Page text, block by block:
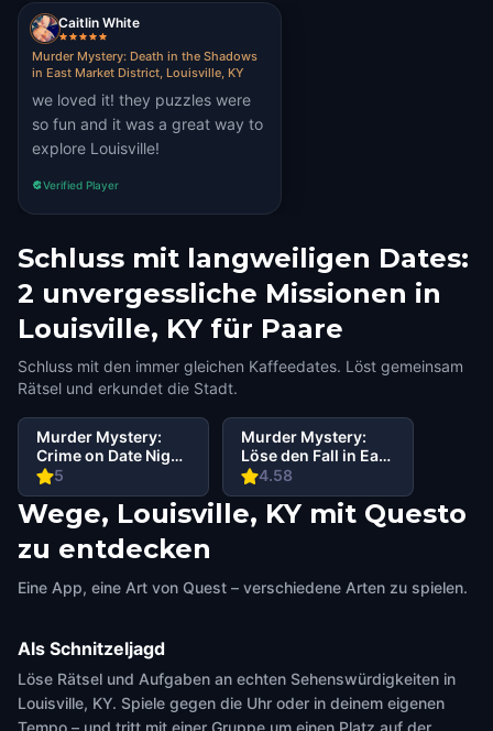
Caitlin White
Murder Mystery: Death in the Shadows
in East Market District, Louisville, KY
we loved it! they puzzles were
so fun and it was a great way to
explore Louisville!
Verified Player
Schluss mit langweiligen Dates:
2 unvergessliche Missionen in
Louisville, KY für Paare
Schluss mit den immer gleichen Kaffeedates. Löst gemeinsam
Rätsel und erkundet die Stadt.
5
Murder Mystery:
Crime on Date Night
in Downtown,
Louisville, KY
4.58
Murder Mystery:
Löse den Fall in East
Market District
Louisville, KY
Wege, Louisville, KY mit Questo
zu entdecken
Eine App, eine Art von Quest – verschiedene Arten zu spielen.
Als Schnitzeljagd
Löse Rätsel und Aufgaben an echten Sehenswürdigkeiten in
Louisville, KY. Spiele gegen die Uhr oder in deinem eigenen
Tempo – und tritt mit einer Gruppe um einen Platz auf der